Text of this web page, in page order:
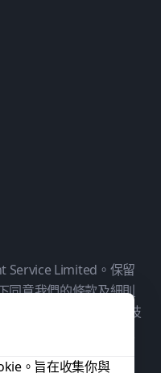
。旨在收集你與
Service Limited。保留
同意我們的條款及細則
Limited 是一個技
在各相關司法管轄區